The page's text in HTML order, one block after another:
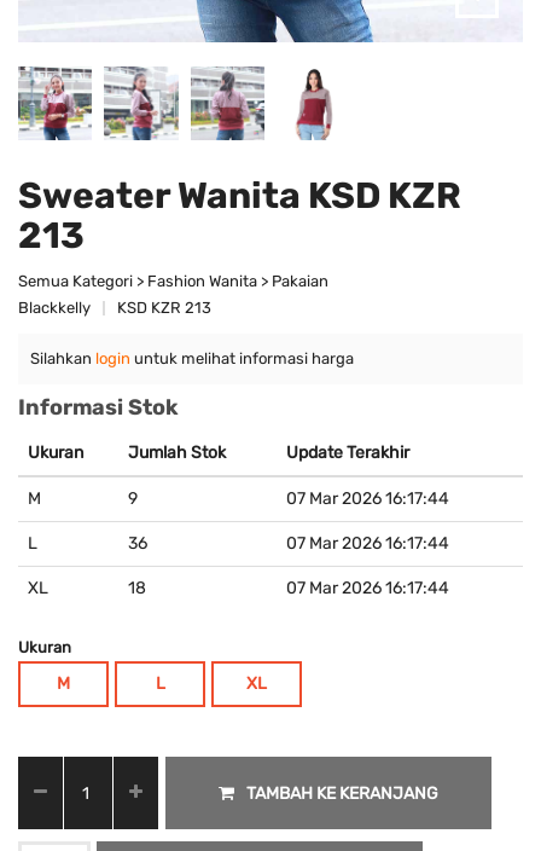
Sweater Wanita KSD KZR
213
Semua Kategori > Fashion Wanita > Pakaian
Blackkelly
KSD KZR 213
Silahkan login untuk melihat informasi harga
Informasi Stok
Ukuran Jumlah Stok Update Terakhir
M 9 07 Mar 2026 16:17:44
L 36 07 Mar 2026 16:17:44
XL 18 07 Mar 2026 16:17:44
Ukuran
M L XL
TAMBAH KE KERANJANG